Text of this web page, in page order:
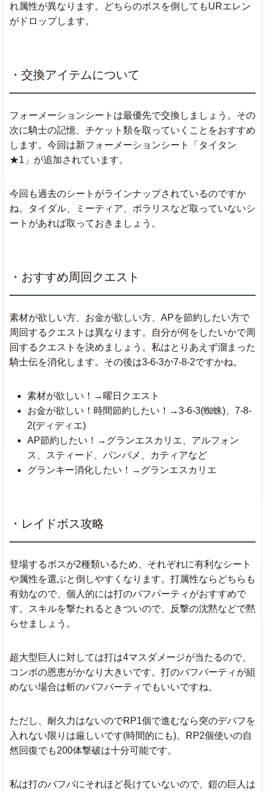
れ属性が異なります。どちらのボスを倒してもURエレン
がドロップします。
・交換アイテムについて
フォーメーションシートは最優先で交換しましょう。その
次に騎士の記憶、チケット類を取っていくことをおすすめ
します。今回は新フォーメーションシート「タイタン
★1」が追加されています。
今回も過去のシートがラインナップされているのですか
ね。タイダル、ミーティア、ポラリスなど取っていないシ
ートがあれば取っておきましょう。
・おすすめ周回クエスト
素材が欲しい方、お金が欲しい方、APを節約したい方で
周回するクエストは異なります。自分が何をしたいかで周
回するクエストを決めましょう。私はとりあえず溜まった
騎士伝を消化します。その後は3-6-3か7-8-2ですかね。
素材が欲しい！→曜日クエスト
お金が欲しい！時間節約したい！→3-6-3(蜘蛛)、7-8-
2(ディディエ)
AP節約したい！→グランエスカリエ、アルフォン
ス、スティード、パンパメ、カティアなど
グランキー消化したい！→グランエスカリエ
・レイドボス攻略
登場するボスが2種類いるため、それぞれに有利なシート
や属性を選ぶと倒しやすくなります。打属性ならどちらも
有効なので、個人的には打のバフパーティがおすすめで
す。スキルを撃たれるときついので、反撃の沈黙などで黙
らせましょう。
超大型巨人に対しては打は4マスダメージが当たるので、
コンボの恩恵がかなり大きいです。打のバフパーティが組
めない場合は斬のバフパーティでもいいですね。
ただし、耐久力はないのでRP1個で進むなら突のデバフを
入れない限りは厳しいです(時間的にも)。RP2個使いの自
然回復でも200体撃破は十分可能です。
私は打のバフパにそれほど長けていないので、鎧の巨人は